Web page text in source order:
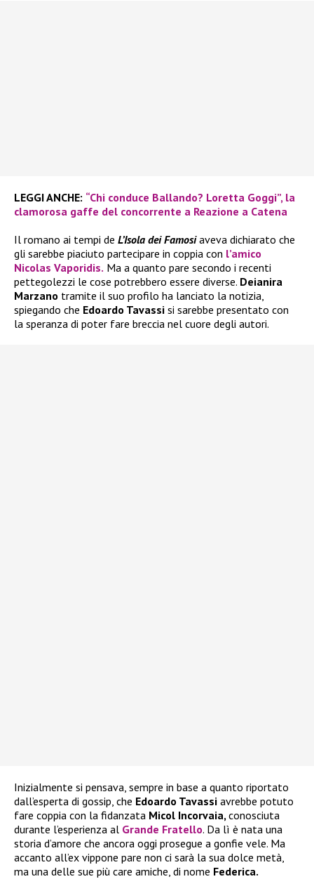
LEGGI ANCHE: “Chi conduce Ballando? Loretta Goggi”, la
clamorosa gaffe del concorrente a Reazione a Catena
Il romano ai tempi de L’Isola dei Famosiaveva dichiarato che
gli sarebbe piaciuto partecipare in coppia con l’amico
Nicolas Vaporidis. Ma a quanto pare secondo i recenti
pettegolezzi le cose potrebbero essere diverse. Deianira
Marzano tramite il suo profilo ha lanciato la notizia,
spiegando che Edoardo Tavassi si sarebbe presentato con
la speranza di poter fare breccia nel cuore degli autori.
Inizialmente si pensava, sempre in base a quanto riportato
dall’esperta di gossip, che Edoardo Tavassi avrebbe potuto
fare coppia con la fidanzata Micol Incorvaia, conosciuta
durante l’esperienza al Grande Fratello. Da lì è nata una
storia d’amore che ancora oggi prosegue a gonfie vele. Ma
accanto all’ex vippone pare non ci sarà la sua dolce metà,
ma una delle sue più care amiche, di nome Federica.